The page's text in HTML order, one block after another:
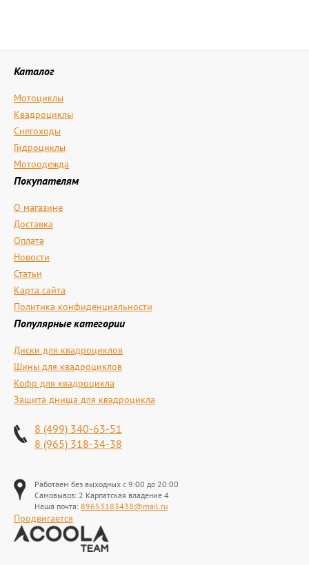
Каталог
Мотоциклы
Квадроциклы
Снегоходы
Гидроциклы
Мотоодежда
Покупателям
О магазине
Доставка
Оплата
Новости
Статьи
Карта сайта
Политика конфиденциальности
Популярные категории
Диски для квадроциклов
Шины для квадроциклов
Кофр для квадроцикла
Защита днища для квадроцикла
8 (499) 340-63-51
8 (965) 318-34-38
Работаем без выходных с 9:00 до 20:00
Самовывоз: 2 Карпатская владение 4
Наша почта: 89653183438@mail.ru
Продвигается